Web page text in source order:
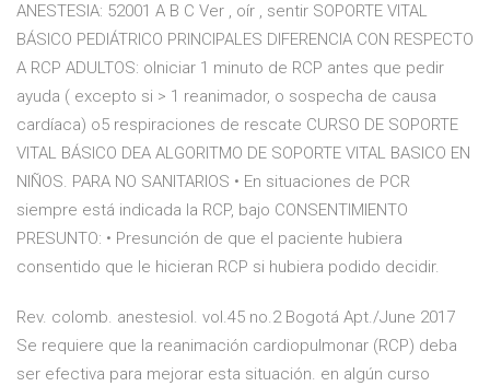
ANESTESIA: 52001 A B C Ver , oír , sentir SOPORTE VITAL
BÁSICO PEDIÁTRICO PRINCIPALES DIFERENCIA CON RESPECTO
A RCP ADULTOS: oIniciar 1 minuto de RCP antes que pedir
ayuda ( excepto si > 1 reanimador, o sospecha de causa
cardíaca) o5 respiraciones de rescate CURSO DE SOPORTE
VITAL BÁSICO DEA ALGORITMO DE SOPORTE VITAL BASICO EN
NIÑOS. PARA NO SANITARIOS • En situaciones de PCR
siempre está indicada la RCP, bajo CONSENTIMIENTO
PRESUNTO: • Presunción de que el paciente hubiera
consentido que le hicieran RCP si hubiera podido decidir.
Rev. colomb. anestesiol. vol.45 no.2 Bogotá Apt./June 2017
Se requiere que la reanimación cardiopulmonar (RCP) deba
ser efectiva para mejorar esta situación. en algún curso